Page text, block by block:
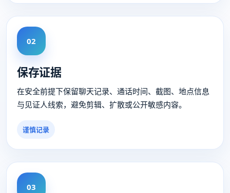
02
保存证据
在安全前提下保留聊天记录、通话时间、截图、地点信息
与见证人线索，避免剪辑、扩散或公开敏感内容。
谨慎记录
03